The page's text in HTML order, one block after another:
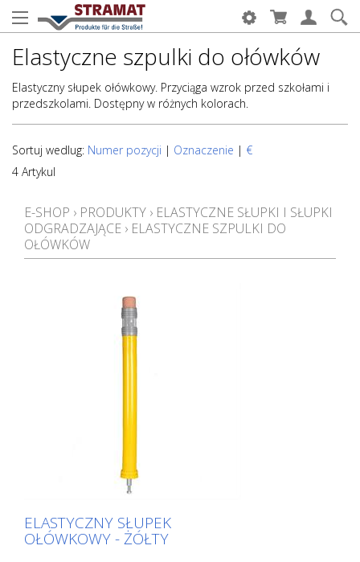
Elastyczne szpulki do ołówków
Elastyczny słupek ołówkowy. Przyciąga wzrok przed szkołami i
przedszkolami. Dostępny w różnych kolorach.
Sortuj wedlug: Numer pozycji | Oznaczenie | €
4 Artykul
E-SHOP › PRODUKTY › ELASTYCZNE SŁUPKI I SŁUPKI
ODGRADZAJĄCE › ELASTYCZNE SZPULKI DO
OŁÓWKÓW
ELASTYCZNY SŁUPEK
OŁÓWKOWY - ŻÓŁTY